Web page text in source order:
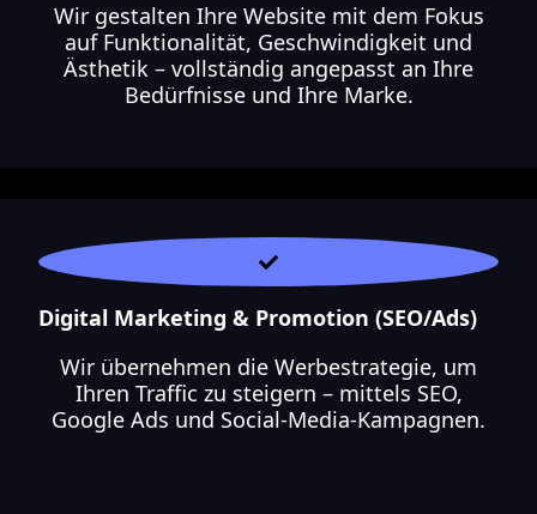
Wir gestalten Ihre Website mit dem Fokus
auf Funktionalität, Geschwindigkeit und
Ästhetik – vollständig angepasst an Ihre
Bedürfnisse und Ihre Marke.
Digital Marketing & Promotion (SEO/Ads)
Wir übernehmen die Werbestrategie, um
Ihren Traffic zu steigern – mittels SEO,
Google Ads und Social-Media-Kampagnen.